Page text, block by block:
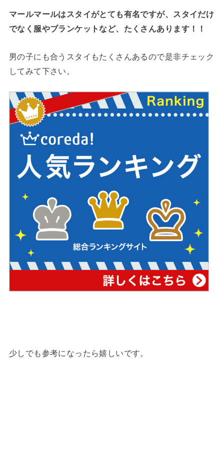
マールマールはスタイがとても有名ですが、スタイだけ
でなく服やブランケットなど、たくさんあります！！
男の子にも合うスタイもたくさんあるので是非チェック
してみて下さい。
少しでも参考になったら嬉しいです。